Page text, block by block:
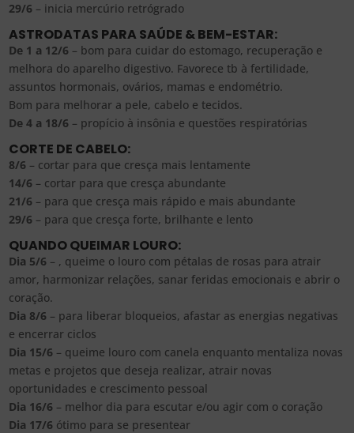
29/6 – inicia mercúrio retrógrado
ASTRODATAS PARA SAÚDE & BEM-ESTAR:
De 1 a 12/6 – bom para cuidar do estomago, recuperação e
melhora do aparelho digestivo. Favorece tb à fertilidade,
assuntos hormonais, ovários, mamas e endométrio.
Bom para melhorar a pele, cabelo e tecidos.
De 4 a 18/6 – propício à insônia e questões respiratórias
CORTE DE CABELO:
8/6 – cortar para que cresça mais lentamente
14/6 – cortar para que cresça abundante
21/6 – para que cresça mais rápido e mais abundante
29/6 – para que cresça forte, brilhante e lento
QUANDO QUEIMAR LOURO:
Dia 5/6 – , queime o louro com pétalas de rosas para atrair
amor, harmonizar relações, sanar feridas emocionais e abrir o
coração.
Dia 8/6 – para liberar bloqueios, afastar as energias negativas
e encerrar ciclos
Dia 15/6 – queime louro com canela enquanto mentaliza novas
metas e projetos que deseja realizar, atrair novas
oportunidades e crescimento pessoal
Dia 16/6 – melhor dia para escutar e/ou agir com o coração
Dia 17/6 ótimo para se presentear